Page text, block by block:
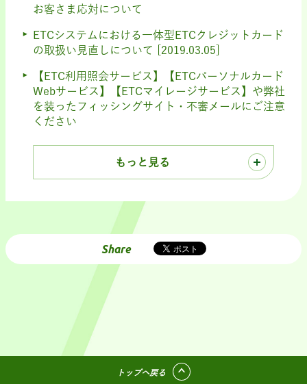
お客さま応対について
ETCシステムにおける一体型ETCクレジットカード
の取扱い見直しについて [2019.03.05]
【ETC利用照会サービス】【ETCパーソナルカード
Webサービス】【ETCマイレージサービス】や弊社
を装ったフィッシングサイト・不審メールにご注意
ください
もっと見る
Share
トップへ戻る